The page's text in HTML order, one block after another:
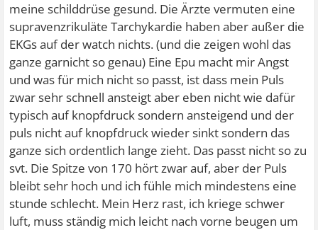
meine schilddrüse gesund. Die Ärzte vermuten eine
supravenzrikuläte Tarchykardie haben aber außer die
EKGs auf der watch nichts. (und die zeigen wohl das
ganze garnicht so genau) Eine Epu macht mir Angst
und was für mich nicht so passt, ist dass mein Puls
zwar sehr schnell ansteigt aber eben nicht wie dafür
typisch auf knopfdruck sondern ansteigend und der
puls nicht auf knopfdruck wieder sinkt sondern das
ganze sich ordentlich lange zieht. Das passt nicht so zu
svt. Die Spitze von 170 hört zwar auf, aber der Puls
bleibt sehr hoch und ich fühle mich mindestens eine
stunde schlecht. Mein Herz rast, ich kriege schwer
luft, muss ständig mich leicht nach vorne beugen um